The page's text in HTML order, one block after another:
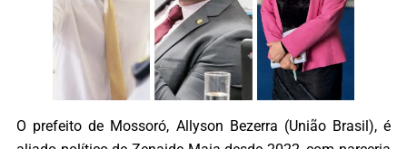
O prefeito de Mossoró, Allyson Bezerra (União Brasil), é